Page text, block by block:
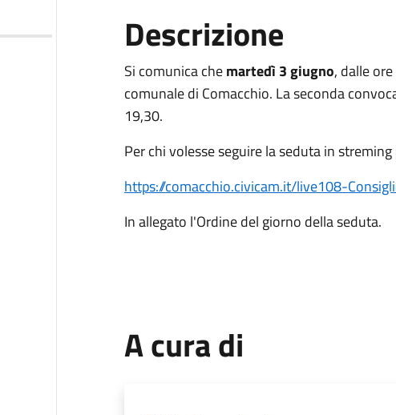
Descrizione
Si comunica chemartedì 3 giugno, dalle ore
comunale di Comacchio. La seconda
19,30.
Per chi volesse seguire la seduta in
https://comacchio.civicam.it/live108-
In allegato l'Ordine del giorno della seduta.
A cura di